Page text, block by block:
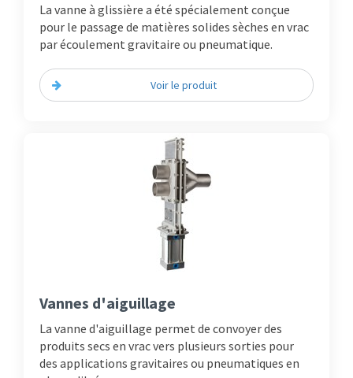
La vanne à glissière a été spécialement conçue
pour le passage de matières solides sèches en vrac
par écoulement gravitaire ou pneumatique.
Voir le produit
Vannes d'aiguillage
La vanne d'aiguillage permet de convoyer des
produits secs en vrac vers plusieurs sorties pour
des applications gravitaires ou pneumatiques en